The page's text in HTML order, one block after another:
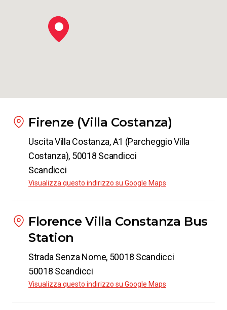
Firenze
Foggia
da€ 6.90
Da
a
Firenze
Padova
da€ 6.99
Da
a
Firenze
Crotone
Da
Firenze
Firenze (Villa Costanza)
Uscita Villa Costanza, A1 (Parcheggio Villa
Costanza), 50018 Scandicci
Scandicci
Visualizza questo indirizzo su Google Maps
Florence Villa Constanza Bus
Station
Strada Senza Nome, 50018 Scandicci
50018 Scandicci
Visualizza questo indirizzo su Google Maps